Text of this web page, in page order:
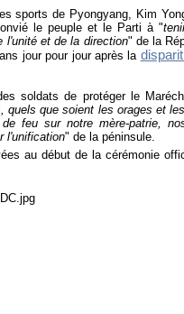
sports de Pyongyang, Kim
le peuple et le Parti à "
l'unité et de la direction" de la
jour pour jour après la
soldats de protéger le
, quels que soient les orages et
feu sur notre mère-patrie,
l'unification" de la péninsule.
au début de la cérémonie